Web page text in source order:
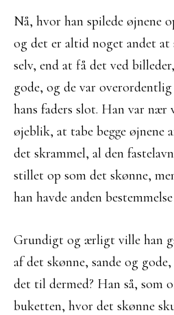
Nå, hvor han spilede øjnene
og det er altid noget andet at
selv, end at få det ved
gode, og de var
hans faders slot. Han var nær
øjeblik, at tabe begge øjnene
det skrammel, al den
stillet op som det skønne,
han havde anden
Grundigt og ærligt ville han
af det skønne, sande og
det til dermed? Han så, som
buketten, hvor det skønne